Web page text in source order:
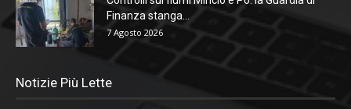
Finanza stanga...
7 Agosto 2026
Notizie Più Lette